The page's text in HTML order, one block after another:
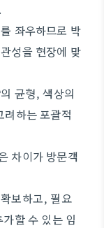
좌우하므로 박
성을 현장에 맞
균형, 색상의
하는 포괄적
차이가 방문객
보하고, 필요
할 수 있는 임